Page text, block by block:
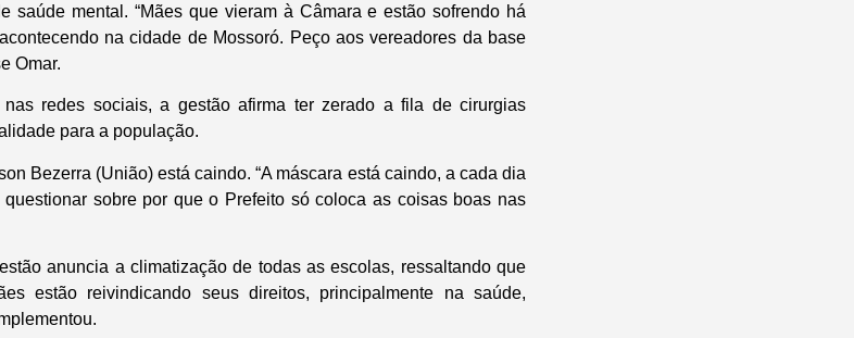
saúde mental. “Mães que vieram à Câmara e estão sofrendo há
na cidade de Mossoró. Peço aos vereadores da base
Omar.
redes sociais, a gestão afirma ter zerado a fila de cirurgias
para a população.
Bezerra (União) está caindo. “A máscara está caindo, a cada dia
sobre por que o Prefeito só coloca as coisas boas nas
anuncia a climatização de todas as escolas, ressaltando que
estão reivindicando seus direitos, principalmente na saúde,